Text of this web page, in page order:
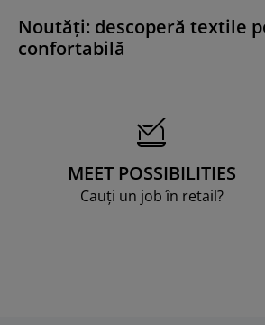
Noutăți: descoperă textile
confortabilă
MEET POSSIBILITIES
Cauți un job în retail?